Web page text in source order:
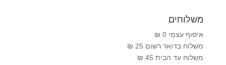
משלוחים
איסוף עצמי 0 ₪
משלוח בדואר רשום 25 ₪
משלוח עד הבית 45 ₪